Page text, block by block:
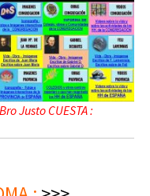
Justo CUESTA :